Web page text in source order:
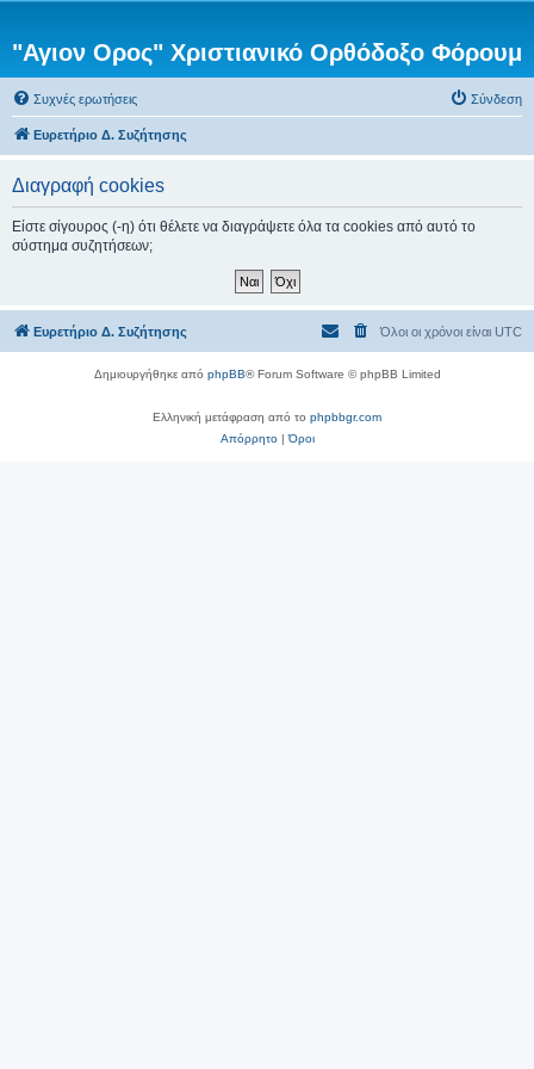
"Αγιον Ορος" Χριστιανικό Ορθόδοξο Φόρουμ
Συχνές ερωτήσεις Σύνδεση
Ευρετήριο Δ. Συζήτησης
Διαγραφή cookies
Είστε σίγουρος (-η) ότι θέλετε να διαγράψετε όλα τα cookies από αυτό το
σύστημα συζητήσεων;
Ευρετήριο Δ. Συζήτησης Όλοι οι χρόνοι είναι UTC
Δημιουργήθηκε από phpBB® Forum Software © phpBB Limited
Ελληνική μετάφραση από το phpbbgr.com
Απόρρητο|Όροι